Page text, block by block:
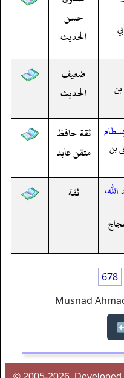
حسن
الحديث
ضعيف
الحديث
بن
ثقة حافظ
متقن عابد
ثقة
678
Musnad